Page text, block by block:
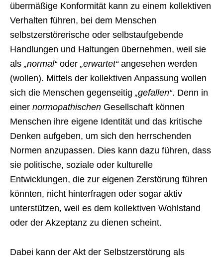
übermäßige Konformität kann zu einem kollektiven
Verhalten führen, bei dem Menschen
selbstzerstörerische oder selbstaufgebende
Handlungen und Haltungen übernehmen, weil sie
als „normal“oder „erwartet“angesehen werden
(wollen). Mittels der kollektiven Anpassung wollen
sich die Menschen gegenseitig „gefallen“. Denn in
einer normopathischen Gesellschaft können
Menschen ihre eigene Identität und das kritische
Denken aufgeben, um sich den herrschenden
Normen anzupassen. Dies kann dazu führen, dass
sie politische, soziale oder kulturelle
Entwicklungen, die zur eigenen Zerstörung führen
könnten, nicht hinterfragen oder sogar aktiv
unterstützen, weil es dem kollektiven Wohlstand
oder der Akzeptanz zu dienen scheint.
Dabei kann der Akt der Selbstzerstörung als